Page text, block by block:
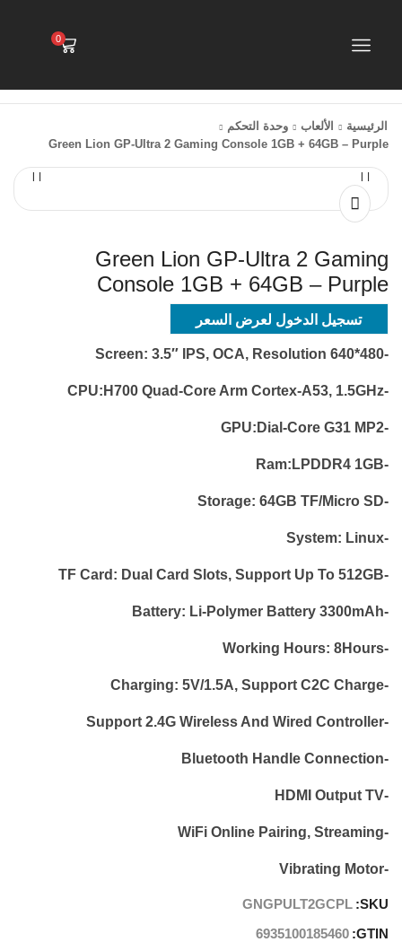
0
الرئيسية الألعاب
وحدة التحكم
Green Lion GP-Ultra 2 Gaming Console 1GB + 64GB – Purple
Green Lion GP-Ultra 2 Gaming
Console 1GB + 64GB – Purple
تسجيل الدخول لعرض السعر
-Screen: 3.5″ IPS, OCA, Resolution 640*480
-CPU:H700 Quad-Core Arm Cortex-A53, 1.5GHz
-GPU:Dial-Core G31 MP2
-Ram:LPDDR4 1GB
-Storage: 64GB TF/Micro SD
-System: Linux
-TF Card: Dual Card Slots, Support Up To 512GB
-Battery: Li-Polymer Battery 3300mAh
-Working Hours: 8Hours
-Charging: 5V/1.5A, Support C2C Charge
-Support 2.4G Wireless And Wired Controller
-Bluetooth Handle Connection
-HDMI Output TV
-WiFi Online Pairing, Streaming
-Vibrating Motor
SKU:
GNGPULT2GCPL
GTIN:
6935100185460